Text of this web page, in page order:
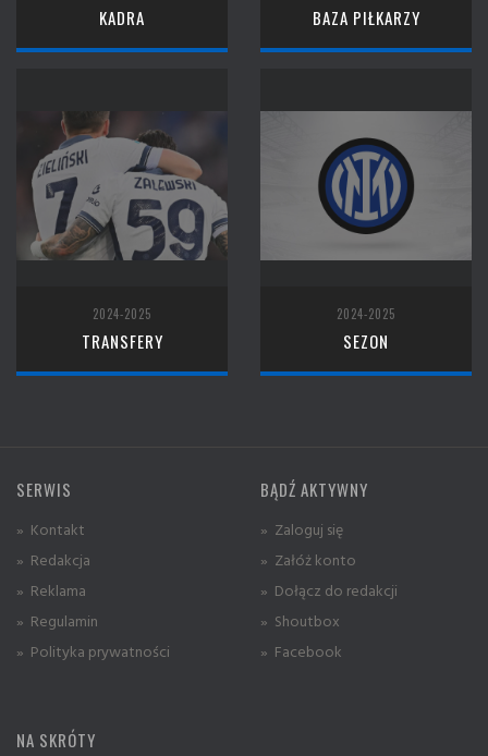
KADRA BAZA PIŁKARZY
2024-2025
TRANSFERY
2024-2025
SEZON
SERWIS
» Kontakt
» Redakcja
» Reklama
» Regulamin
» Polityka prywatności
BĄDŹ AKTYWNY
» Zaloguj się
» Załóż konto
» Dołącz do redakcji
» Shoutbox
» Facebook
NA SKRÓTY